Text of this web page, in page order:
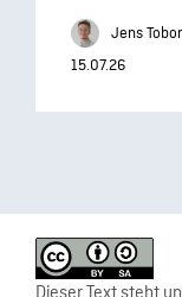
Jens Tobor
15.07.26